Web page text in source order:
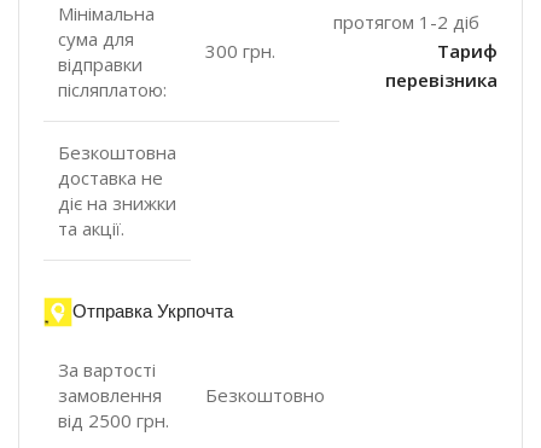
Мінімальна
сума для
відправки
післяплатою:
300 грн.
Безкоштовна
доставка не
діє на знижки
та акції.
протягом 1-2 діб
Тариф
перевізника
Отправка Укрпочта
За вартості
замовлення
від 2500 грн.
Безкоштовно